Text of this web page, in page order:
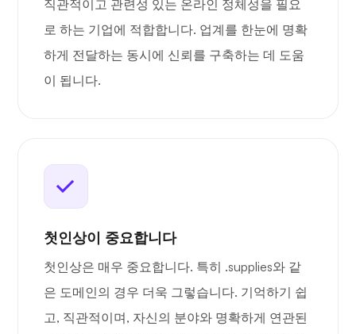
직관적이고 관련성 있는 온라인 정체성을 필요
로 하는 기업에 적합합니다. 업계를 한눈에 명확
하게 전달하는 동시에 신뢰를 구축하는 데 도움
이 됩니다.
첫인상이 중요합니다
첫인상은 매우 중요합니다. 특히 .supplies와 같
은 도메인의 경우 더욱 그렇습니다. 기억하기 쉽
고, 직관적이며, 자신의 분야와 명확하게 연관된